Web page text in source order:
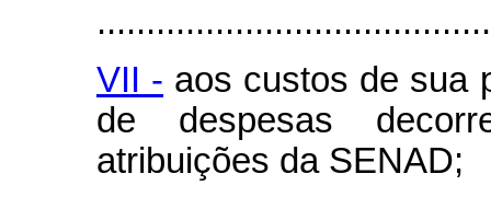
VII - aos custos de sua
de despesas
atribuições da SENAD;